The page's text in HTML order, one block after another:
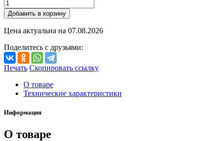
Добавить в корзину
Цена актуальна на 07.08.2026
Поделитесь с друзьями:
Печать Скопировать ссылку
О товаре
Технические характеристики
Информация
О товаре